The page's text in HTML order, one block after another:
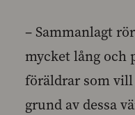
– Sammanlagt
mycket lång och
föräldrar som vill
grund av dessa